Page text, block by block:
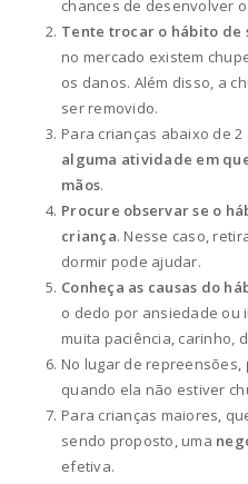
chances de desenvolver
Tente trocar o hábito de
no mercado existem
os danos. Além disso, a
ser removido.
Para crianças abaixo de 2
alguma atividade em
mãos.
Procure observar se o
criança. Nesse caso,
dormir pode ajudar.
Conheça as causas do
o dedo por ansiedade ou
muita paciência, carinho,
No lugar de repreensões,
quando ela não estiver
Para crianças maiores,
sendo proposto, uma
efetiva.